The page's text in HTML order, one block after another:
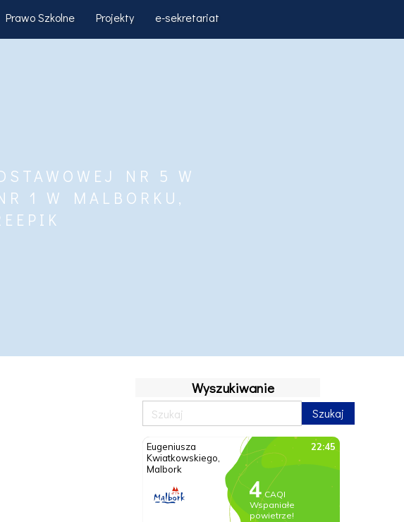
Prawo Szkolne Projekty e-sekretariat
Wyszukiwanie